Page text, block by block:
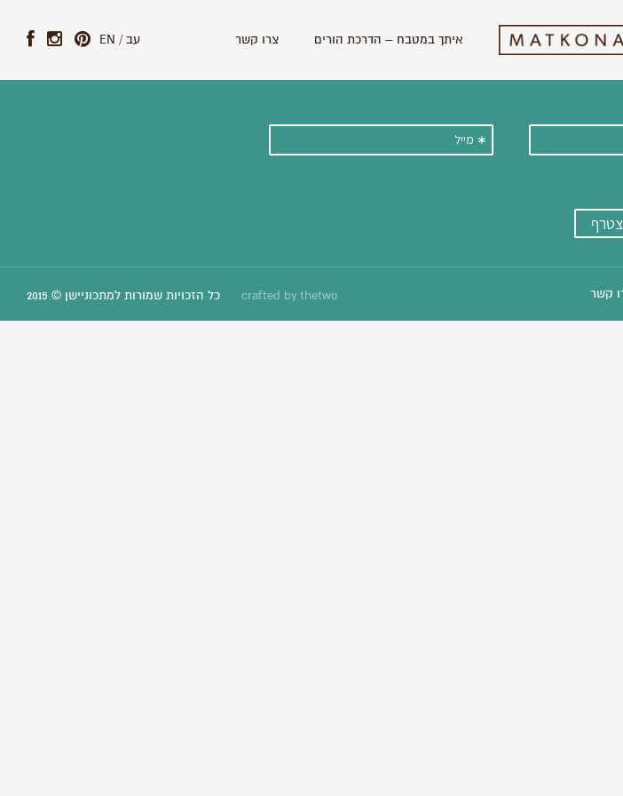
איתך במטבח – הדרכת הורים צרו קשר EN / עב
עדכונים על מתכונים וסיפורים חדשים:
קשר crafted by thetwo כל הזכויות שמורות למתכוניישן © 2015